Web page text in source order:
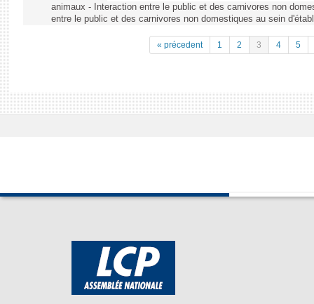
animaux - Interaction entre le public et des carnivores non
entre le public et des carnivores non domestiques au sein
« précedent 1 2 3 4 5